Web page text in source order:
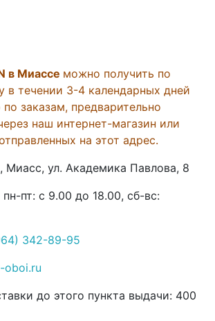
в Миассе можно получить по
в течении 3-4 календарных дней
заказам, предварительно
наш интернет-магазин или
на этот адрес.
Миасс, ул. Академика Павлова, 8
пн-пт: с 9.00 до 18.00, сб-вс:
342-89-95
oboi.ru
до этого пункта выдачи: 400